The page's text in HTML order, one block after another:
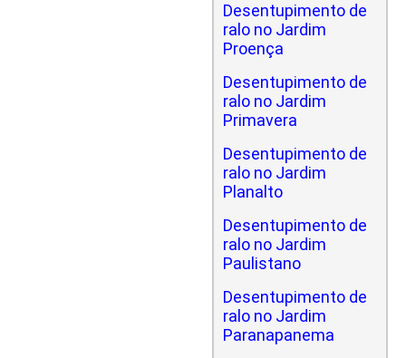
Desentupimento de
ralo no Jardim
Proença
Desentupimento de
ralo no Jardim
Primavera
Desentupimento de
ralo no Jardim
Planalto
Desentupimento de
ralo no Jardim
Paulistano
Desentupimento de
ralo no Jardim
Paranapanema